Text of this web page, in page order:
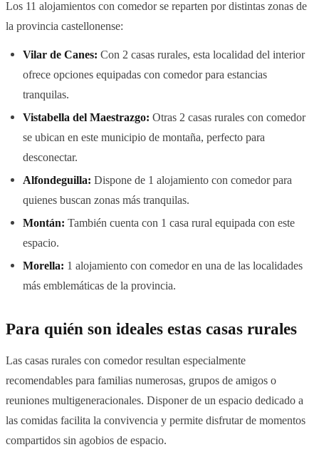
Los 11 alojamientos con comedor se reparten por distintas zonas de
la provincia castellonense:
Vilar de Canes: Con 2 casas rurales, esta localidad del interior
ofrece opciones equipadas con comedor para estancias
tranquilas.
Vistabella del Maestrazgo: Otras 2 casas rurales con comedor
se ubican en este municipio de montaña, perfecto para
desconectar.
Alfondeguilla: Dispone de 1 alojamiento con comedor para
quienes buscan zonas más tranquilas.
Montán: También cuenta con 1 casa rural equipada con este
espacio.
Morella: 1 alojamiento con comedor en una de las localidades
más emblemáticas de la provincia.
Para quién son ideales estas casas rurales
Las casas rurales con comedor resultan especialmente
recomendables para familias numerosas, grupos de amigos o
reuniones multigeneracionales. Disponer de un espacio dedicado a
las comidas facilita la convivencia y permite disfrutar de momentos
compartidos sin agobios de espacio.